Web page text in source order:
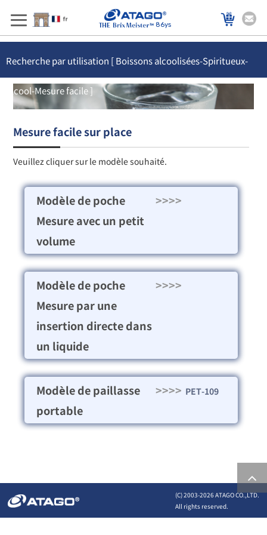
86ys
Recherche par utilisation [ Boissons alcoolisées-Spiritueux-
Alcool-Mesure facile ]
Mesure facile sur place
Veuillez cliquer sur le modèle souhaité.
Modèle de poche
Mesure avec un petit
volume
>>>>
Modèle de poche
Mesure par une
insertion directe dans
un liquide
>>>>
Modèle de paillasse
portable
>>>> PET-109
(C) 2003-2026 ATAGO CO.,LTD.
All rights reserved.